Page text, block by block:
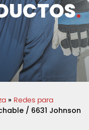
.
» Redes para
/ 6631 Johnson